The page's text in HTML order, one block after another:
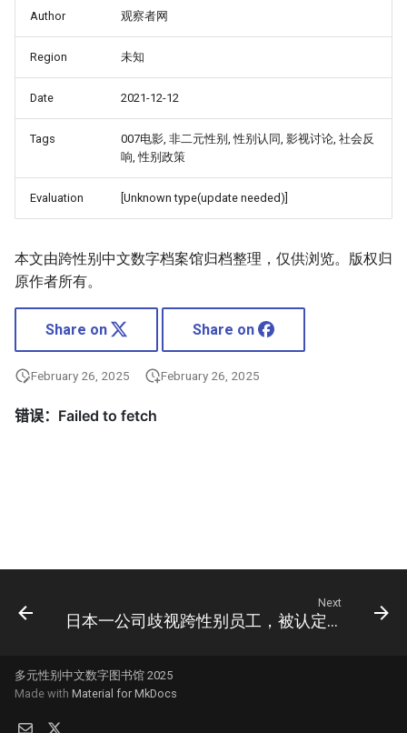
Author 观察者网
Region 未知
Date 2021-12-12
Tags
007电影, 非二元性别, 性别认同, 影视讨论, 社会反
响, 性别政策
Evaluation [Unknown type(update needed)]
本文由跨性别中文数字档案馆归档整理，仅供浏览。版权归
原作者所有。
Share on Share on
February 26, 2025 February 26, 2025
Next
日本一公司歧视跨性别员工，被认定为“SOGI霸凌”…辨析日本社会五花八门的“xxハラ”
多元性别中文数字图书馆 2025
Made with Material for MkDocs